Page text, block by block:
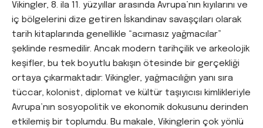
Vikingler, 8. ila 11. yüzyıllar arasında Avrupa’nın kıyılarını ve
iç bölgelerini dize getiren İskandinav savaşçıları olarak
tarih kitaplarında genellikle “acımasız yağmacılar”
şeklinde resmedilir. Ancak modern tarihçilik ve arkeolojik
keşifler, bu tek boyutlu bakışın ötesinde bir gerçekliği
ortaya çıkarmaktadır: Vikingler, yağmacılığın yanı sıra
tüccar, kolonist, diplomat ve kültür taşıyıcısı kimlikleriyle
Avrupa’nın sosyopolitik ve ekonomik dokusunu derinden
etkilemiş bir toplumdu. Bu makale, Vikinglerin çok yönlü